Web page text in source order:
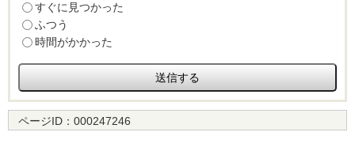
すぐに見つかった
ふつう
時間がかかった
ページID： 000247246